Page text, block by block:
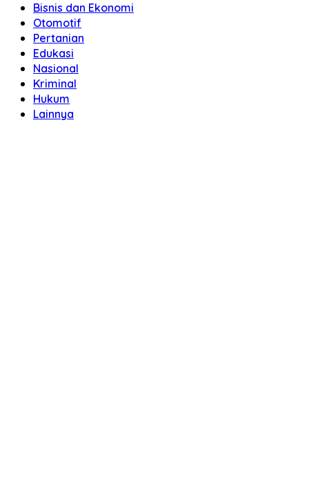
Bisnis dan Ekonomi
Otomotif
Pertanian
Edukasi
Nasional
Kriminal
Hukum
Lainnya